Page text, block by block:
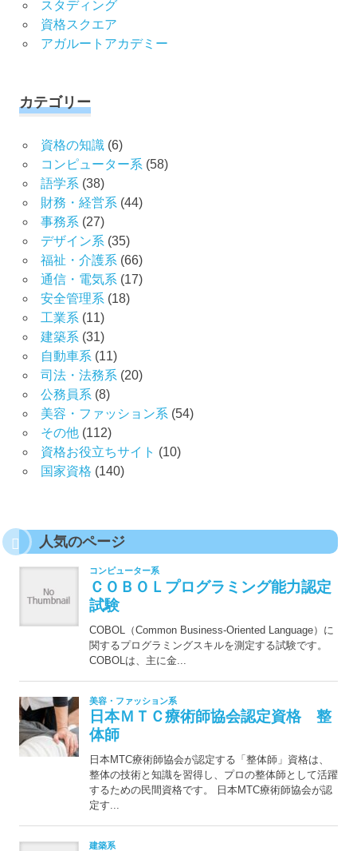
スタディング
資格スクエア
アガルートアカデミー
カテゴリー
資格の知識(6)
コンピューター系 (58)
語学系 (38)
財務・経営系 (44)
事務系 (27)
デザイン系 (35)
福祉・介護系 (66)
通信・電気系 (17)
安全管理系 (18)
工業系 (11)
建築系 (31)
自動車系 (11)
司法・法務系 (20)
公務員系 (8)
美容・ファッション系 (54)
その他(112)
資格お役立ちサイト (10)
国家資格 (140)
人気のページ